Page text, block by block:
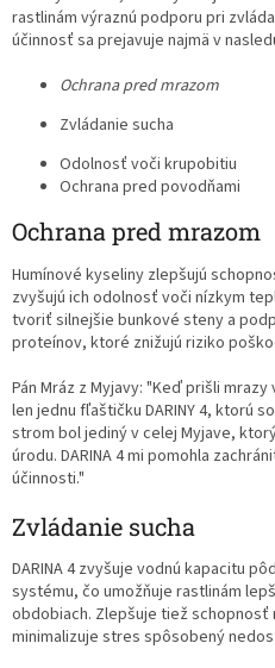
rastlinám výraznú podporu pri
účinnosť sa prejavuje najmä v
Ochrana pred mrazom
Zvládanie sucha
Odolnosť voči krupobitiu
Ochrana pred povodňami
Ochrana pred mrazom
Humínové kyseliny zlepšujú
zvyšujú ich odolnosť voči nízkym
tvoriť silnejšie bunkové steny a
proteínov, ktoré znižujú riziko
Pán Mráz z Myjavy: "Keď prišli
len jednu fľaštičku DARINY 4, ktorú
strom bol jediný v celej Myjave,
úrodu. DARINA 4 mi pomohla
účinnosti."
Zvládanie sucha
DARINA 4 zvyšuje vodnú kapacitu
systému, čo umožňuje rastlinám
obdobiach. Zlepšuje tiež
minimalizuje stres spôsobený